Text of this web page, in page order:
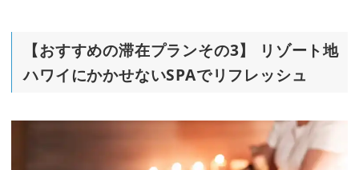
【おすすめの滞在プランその3】 リゾート地
ハワイにかかせないSPAでリフレッシュ